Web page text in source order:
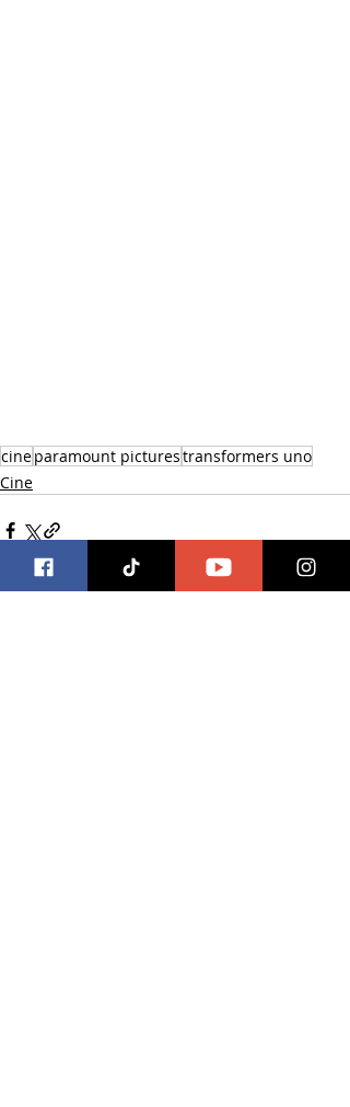
cineparamount picturestransformers uno
Cine